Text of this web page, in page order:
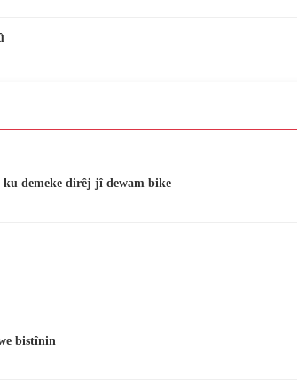
demeke dirêj jî dewam bike
bistînin